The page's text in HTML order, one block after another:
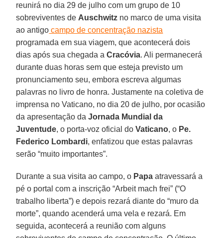
reunirá no dia 29 de julho com um grupo de 10
sobreviventes de Auschwitz no marco de uma visita
ao antigo campo de concentração nazista
programada em sua viagem, que acontecerá dois
dias após sua chegada aCracóvia. Ali permanecerá
durante duas horas sem que esteja previsto um
pronunciamento seu, embora escreva algumas
palavras no livro de honra. Justamente na coletiva de
imprensa no Vaticano, no dia 20 de julho, por ocasião
da apresentação da Jornada Mundial da
Juventude, o porta-voz oficial doVaticano, o Pe.
Federico Lombardi, enfatizou que estas palavras
serão “muito importantes”.
Durante a sua visita ao campo, o Papa atravessará a
pé o portal com a inscrição “Arbeit mach frei” (“O
trabalho liberta”) e depois rezará diante do “muro da
morte”, quando acenderá uma vela e rezará. Em
seguida, acontecerá a reunião com alguns